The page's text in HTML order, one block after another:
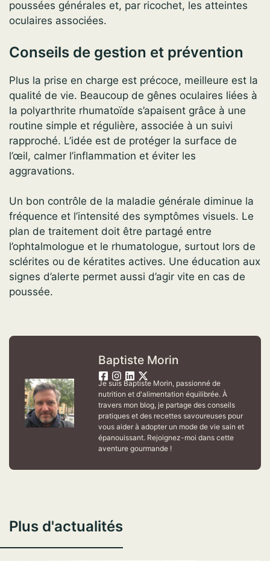
poussées générales et, par ricochet, les atteintes
oculaires associées.
Conseils de gestion et prévention
Plus la prise en charge est précoce, meilleure est la
qualité de vie. Beaucoup de gênes oculaires liées à
la polyarthrite rhumatoïde s’apaisent grâce à une
routine simple et régulière, associée à un suivi
rapproché. L’idée est de protéger la surface de
l’œil, calmer l’inflammation et éviter les
aggravations.
Un bon contrôle de la maladie générale diminue la
fréquence et l’intensité des symptômes visuels. Le
plan de traitement doit être partagé entre
l’ophtalmologue et le rhumatologue, surtout lors de
sclérites ou de kératites actives. Une éducation aux
signes d’alerte permet aussi d’agir vite en cas de
poussée.
Baptiste Morin
Je suis Baptiste Morin, passionné de
nutrition et d'alimentation équilibrée. À
travers mon blog, je partage des conseils
pratiques et des recettes savoureuses pour
vous aider à adopter un mode de vie sain et
épanouissant. Rejoignez-moi dans cette
aventure gourmande !
Plus d'actualités